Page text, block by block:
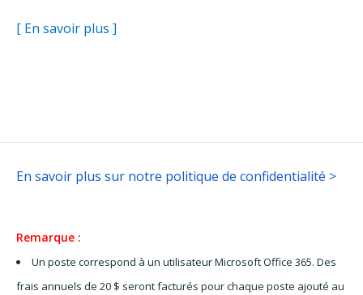
[ En savoir plus ]
En savoir plus sur notre politique de confidentialité >
Remarque :
Un poste correspond à un utilisateur Microsoft Office 365. Des
frais annuels de 20 $ seront facturés pour chaque poste ajouté au